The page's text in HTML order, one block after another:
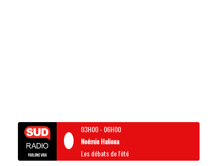
03H00- 06H00
Noémie Halioua
Les débats de l'été